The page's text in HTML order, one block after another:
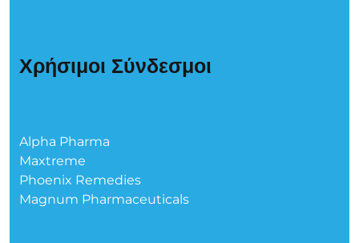
Χρήσιμοι Σύνδεσμοι
Alpha Pharma
Maxtreme
Phoenix Remedies
Magnum Pharmaceuticals